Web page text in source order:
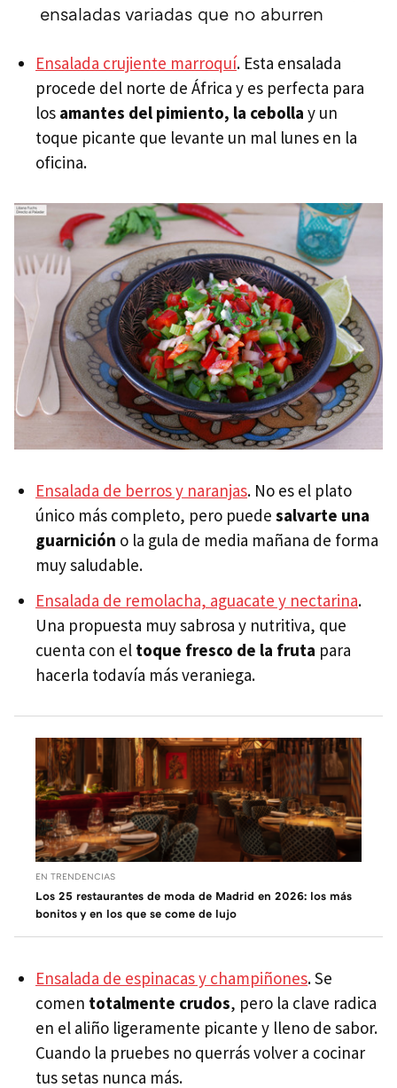
Comidas de verano para llevar al trabajo: platos veggies
muy completos
Comidas de verano para llevar al trabajo: la carne y el
pescado no faltan en la dieta
Comidas de verano para llevar al trabajo: tartas y tortillas
de rechupete
Comidas de verano para llevar al trabajo: sandwiches y
Comidas de verano para llevar al trabajo: el postre pone
la nota dulce
ensaladas variadas que no aburren
Ensalada crujiente marroquí. Esta ensalada
procede del norte de África y es perfecta para
los amantes del pimiento, la cebolla y un
toque picante que levante un mal lunes en la
oficina.
Ensalada de berros y naranjas. No es el plato
único más completo, pero puede salvarte una
guarnición o la gula de media mañana de forma
muy saludable.
Ensalada de remolacha, aguacate y nectarina.
Una propuesta muy sabrosa y nutritiva, que
cuenta con el toque fresco de la fruta para
hacerla todavía más veraniega.
EN TRENDENCIAS
Los 25 restaurantes de moda de Madrid en 2026: los más
bonitos y en los que se come de lujo
Ensalada de espinacas y champiñones. Se
comen totalmente crudos, pero la clave radica
en el aliño ligeramente picante y lleno de sabor.
Cuando la pruebes no querrás volver a cocinar
tus setas nunca más.